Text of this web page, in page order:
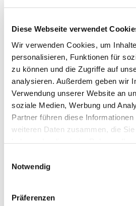
Diese Webseite verwendet
Wir verwenden Cookies, um
personalisieren, Funktionen für
zu können und die Zugriffe auf
analysieren. Außerdem geben wir
Verwendung unserer Website an
soziale Medien, Werbung und
Partner führen diese
weiteren Daten zusammen, die
Notwendig
Präferenzen
Einmal im Monat gibt es in
ein gemütliches und ausgiebiges
Frauen. 50-60 Frauen im Alter ab
neben dem gedeckten Tisch eine
Gemeinschaft und inhaltliche
einmal unverbindlich beim
vorbeischauen möchte, kann
bei Barbara Schleihauf melden.